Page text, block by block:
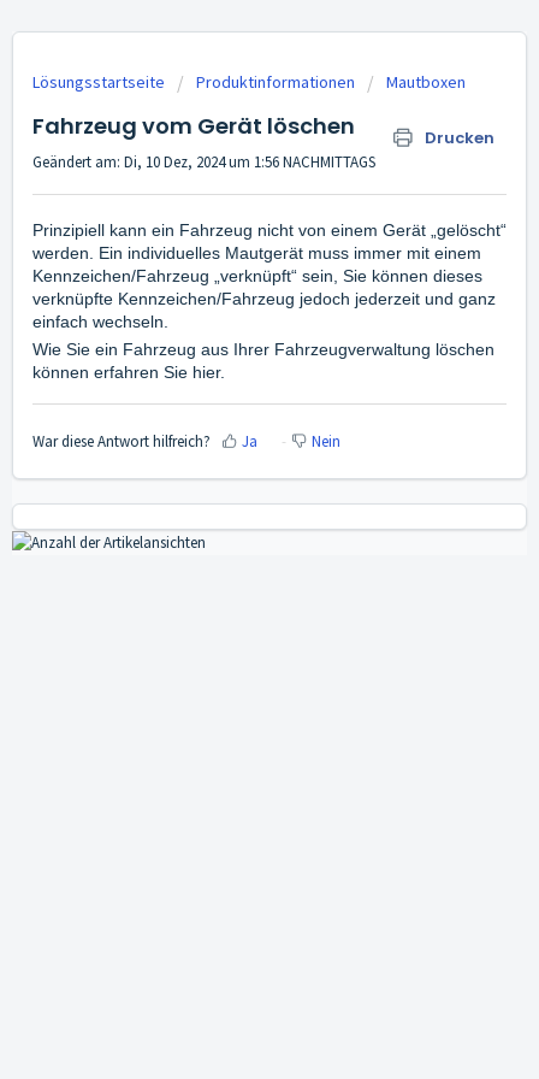
Lösungsstartseite Produktinformationen Mautboxen
Fahrzeug vom Gerät löschen Drucken
Geändert am: Di, 10 Dez, 2024 um 1:56 NACHMITTAGS
Prinzipiell kann ein Fahrzeug nicht von einem Gerät „gelöscht“
werden. Ein individuelles Mautgerät muss immer mit einem
Kennzeichen/Fahrzeug „verknüpft“ sein, Sie können dieses
verknüpfte Kennzeichen/Fahrzeug jedoch jederzeit und ganz
einfach wechseln.
Wie Sie ein Fahrzeug aus Ihrer Fahrzeugverwaltung löschen
können erfahren Sie hier.
War diese Antwort hilfreich? Ja Nein